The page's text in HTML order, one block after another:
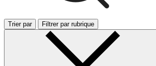
Trier par Filtrer par rubrique